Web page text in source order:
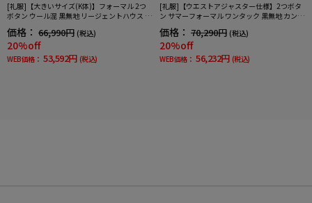
[礼服]【大きいサイズ(K体)】フォーマル 2つ
ボタン ウール混 黒無地 リージェントハウス 通
年 礼服【定番】
価格： 66,990円 (税込)
20%off
WEB価格： 53,592円 (税込)
[礼服]【ウエストアジャスター仕様】2つボタ
ン サマーフォーマル ワンタック 黒無地 カンサ
イ・ヤマモト 春夏 礼服【定番】
価格： 70,290円 (税込)
20%off
WEB価格： 56,232円 (税込)